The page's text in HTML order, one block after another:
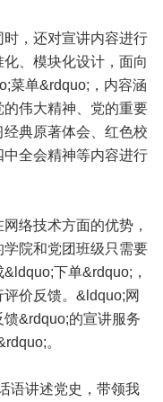
，还对宣讲内容进行
、模块化设计，面向
菜单&rdquo;，内容涵
伟大精神、党的重要
典原著体会、红色校
全会精神等内容进行
络技术方面的优势，
院和党团班级只需要
下单&rdquo;，
价反馈。&ldquo;网
馈&rdquo;的宣讲服务
。
语讲述党史，带领我